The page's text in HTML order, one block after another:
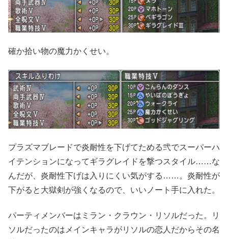
確か拾い物の魔力かくせい。
プラズマブレードで炎耐性を下げてためる弐でスーパーハ
イテンションになってギラグレイドを撃つスタイル……な
んだが、炎耐性下げは入りにくい気がする……。炎耐性が
下がると大獄剣が強くなるので、いいノート手に入れた。
パーティメンバーはミラン・クラウン・リソルだった。リ
ソルだったのはメインキャラがリソルの恋人だからその名